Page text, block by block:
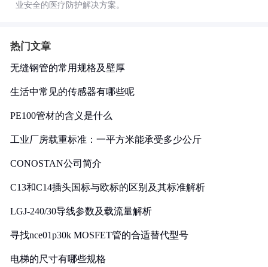
业安全的医疗防护解决方案。
热门文章
无缝钢管的常用规格及壁厚
生活中常见的传感器有哪些呢
PE100管材的含义是什么
工业厂房载重标准：一平方米能承受多少公斤
CONOSTAN公司简介
C13和C14插头国标与欧标的区别及其标准解析
LGJ-240/30导线参数及载流量解析
寻找nce01p30k MOSFET管的合适替代型号
电梯的尺寸有哪些规格